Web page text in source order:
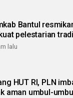
Bantul
pelestarian
lalu
HUT RI, PLN
aman umbul-